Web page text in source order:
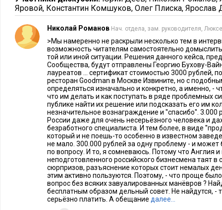
столиц, а в финансовой среде культура стейк-хауса – это,
из первых компаний, из которых к нам стали приходить
Sachs. Они нас приняли и рассказали о ресторане своим
благодарны. В результате наши друзья из московского
сообщили коллеги из Кельна, которые были в Лондоне, что
хороший стейк-хаус.
:Поэтому вы расположили ресторан в районе
Goldman Sachs находится ближе к Сити, но в
финансовых, страховых компаний, агентств
постоянных посетителей – это те, которые работают в
вторая половина – те, которые специально приезжают из
:Ваша целевая аудитория в Лондоне?
Прежде всего это те, кто по настоящему любят
бизнесмены, топ-менеджеры из финансовой сферы,
Яровой, Константин Комшуков, Олег Плиска, Ярослав
Николай Романов Нач. отдела, зам. руководителя,
>Мы намеренно не раскрыли несколько тем в
возможность читателям самостоятельно
той или иной ситуации. Решения данного кейса,
Сообщества, будут отправлены Георгию Бухову-
лауреатов ... сертификат стоимостью 3000 рублей,
ресторан Goodman в Москве Извините, но с
определяться изначально и конкретно, а именно, -
что им делать и как поступать в ряде проблемных
публике найти их решение или подсказать его им
незначительное вознаграждение и ''спасибо''. 3.000
России даже для очень несерьёзного человека и
безработного специалиста. И тем более, в виде
который и не поешь-то особенно в известном
не мало. 300.000 рублей за одну проблему - и может
по вопросу. И то, я сомневаюсь. Потому что Англия
неподготовленного российского бизнесмена таят в
сюрпризов, разъяснение которых стоит немалых
этим активно пользуются. Поэтому, - что проще
вопрос без всяких завуалированных манёвров ?
бесплатным образом дельный совет. Не найдутся, -
серьёзно платить. А обещание далее…